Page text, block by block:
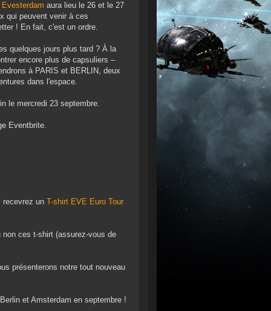
Evesterdam aura lieu le 26 et le 27
qui peuvent venir à ces
! En fait, c'est un ordre.
quelques jours plus tard ? À la
encore plus de capsuliers –
à PARIS et BERLIN, deux
dans l'espace.
le mercredi 23 septembre.
Eventbrite.
recevrez un T-shirt EVE Euro Tour
ces t-shirt (assurez-vous de
présenterons notre tout nouveau
et Amsterdam en septembre !